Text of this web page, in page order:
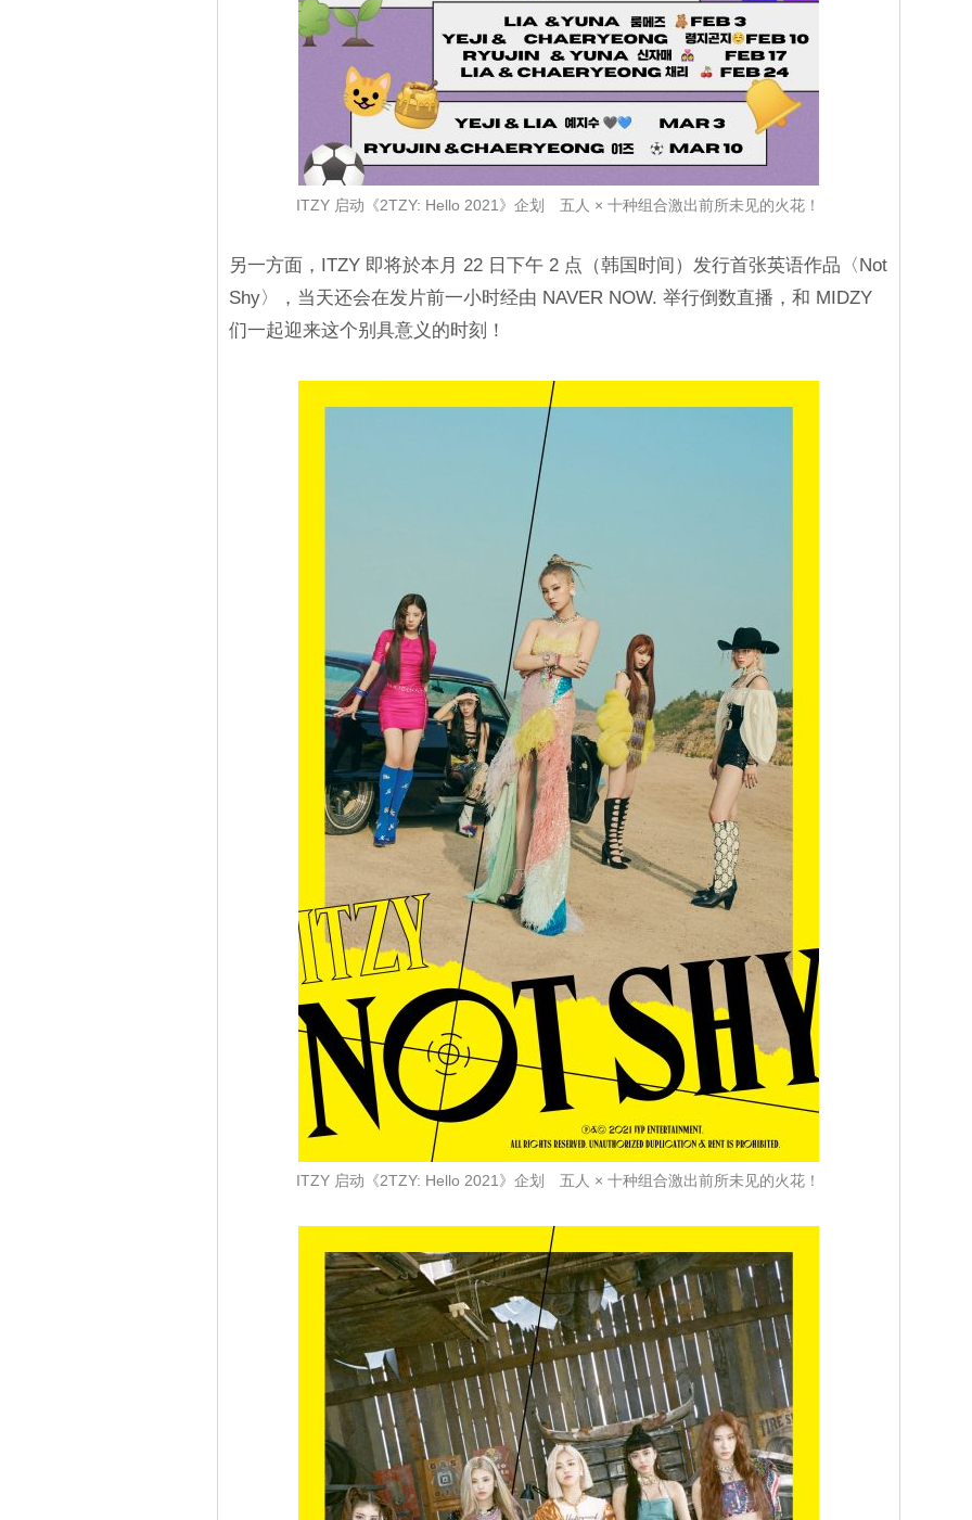
ITZY 启动《2TZY: Hello 2021》企划 五人 × 十种组合激出前所未见的火花！
另一方面，ITZY 即将於本月 22 日下午 2 点（韩国时间）发行首张英语作品〈Not
Shy〉，当天还会在发片前一小时经由 NAVER NOW. 举行倒数直播，和 MIDZY
们一起迎来这个别具意义的时刻！
ITZY 启动《2TZY: Hello 2021》企划 五人 × 十种组合激出前所未见的火花！